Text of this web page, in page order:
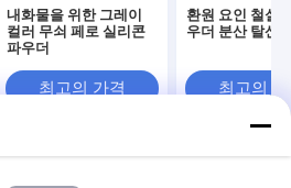
내화물을 위한 그레이
컬러 무쇠 페로 실리콘
파우더
최고의 가격
환원 요인 철실
우더 분산 탈산
최고의